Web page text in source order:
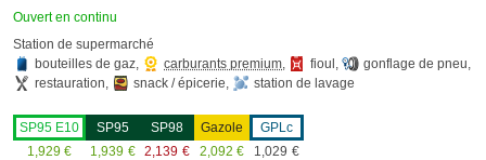
Ouvert en continu
Station de supermarché
bouteilles de gaz, carburants premium, fioul , gonflage de pneu,
restauration, snack / épicerie, station de lavage
SP95 E10
1,929 €
SP95
1,939 €
SP98
2,139 €
Gazole
2,092 €
GPLc
1,029 €